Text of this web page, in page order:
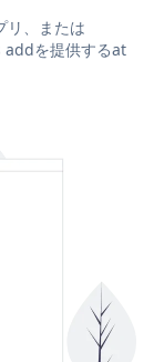
リ、または
を提供するat